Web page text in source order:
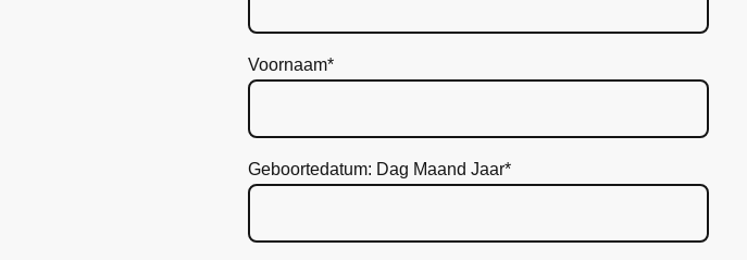
Voornaam*
Geboortedatum: Dag Maand Jaar*